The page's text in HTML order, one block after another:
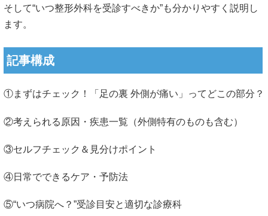
そして“いつ整形外科を受診すべきか”も分かりやすく説明し
ます。
記事構成
①まずはチェック！「足の裏 外側が痛い」ってどこの部分？
②考えられる原因・疾患一覧（外側特有のものも含む）
③セルフチェック＆見分けポイント
④日常でできるケア・予防法
⑤“いつ病院へ？”受診目安と適切な診療科